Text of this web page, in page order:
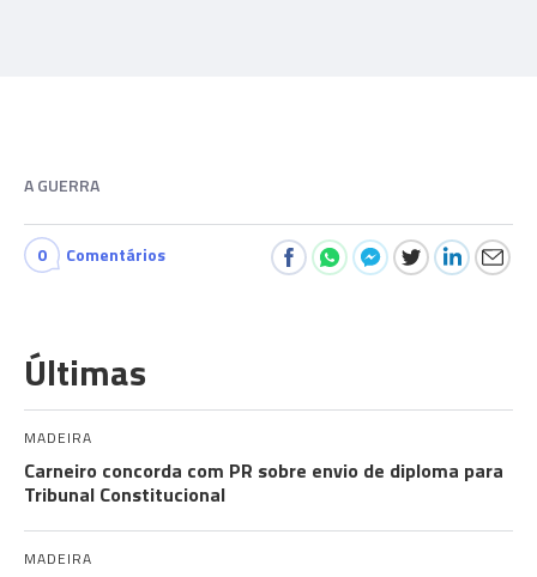
A GUERRA
0 Comentários
Últimas
MADEIRA
Carneiro concorda com PR sobre envio de diploma para
Tribunal Constitucional
MADEIRA